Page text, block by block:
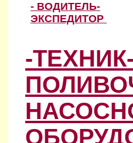
- ВОДИТЕЛЬ-
ЭКСПЕДИТОР
-